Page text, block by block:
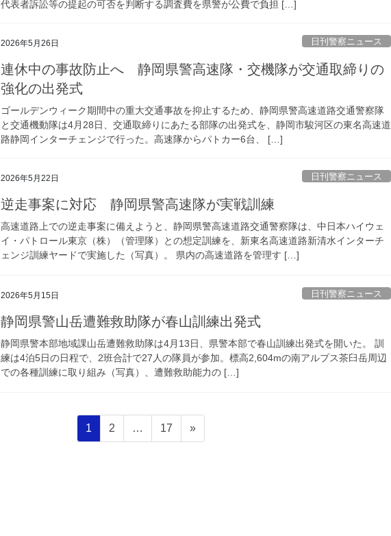
代表者訴訟等の提起の可否を判断する調査費を県警が公費で負担 […]
2026年5月26日 日刊警察ニュース
連休中の事故防止へ 静岡県警高速隊・交機隊が交通取締りの
強化の出発式
ゴールデンウィーク期間中の重大交通事故を抑止するため、静岡県警高速道路交通警察隊
と交通機動隊は4月28日、交通取締りにあたる部隊の出発式を、静岡市駿河区の東名高速道
路静岡インターチェンジで行った。高速隊からパトカー6台、 […]
2026年5月22日 日刊警察ニュース
逆走事案に対応 静岡県警高速隊が実戦訓練
高速道路上での逆走事案に備えようと、静岡県警高速道路交通警察隊は、中日本ハイウェ
イ・パトロール東京（株）（管理隊）との想定訓練を、新東名高速道路新清水インターチ
ェンジ訓練ヤードで実施した（写真）。 県内の高速道路を管理す […]
2026年5月15日 日刊警察ニュース
静岡県警山岳遭難救助隊が春山訓練出発式
静岡県警本部地域課山岳遭難救助隊は4月13日、県警本部で春山訓練出発式を開いた。 訓
練は4泊5日の日程で、2班合計で27人の隊員が参加。標高2,604mの南アルプス茶臼岳周辺
での各種訓練に取り組み（写真）、遭難救助能力の […]
固
定
1
固
定
2 …
固
定
17 »